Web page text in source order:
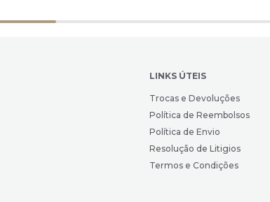
LINKS ÚTEIS
Trocas e Devoluções
Política de Reembolsos
Política de Envio
Resolução de Litigios
Termos e Condições